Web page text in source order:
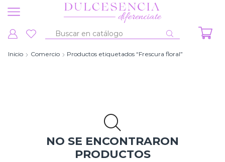
Entrada
búsqueda
Inicio Comercio Productos etiquetados “Frescura floral”
NO SE ENCONTRARON
PRODUCTOS